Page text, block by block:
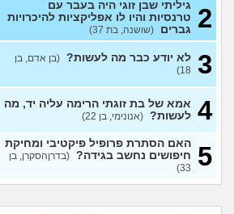
הטעם שלי (אנונימי, בן 25)
בחורה אובססיבית מה לעשות?
(אלירן, בן 30)
מתכננת חתונה ראשונה, יש
לכם עצות?
האם מה שאני מרגיש זה הגיוני
ותקין?
(לירון, בן 31)
איך להתגבר על רצון לקשר
לפני הזמן?
(אנונימית, בת 21)
הבילויים, זה מוריד לכם?
2 גיליתי שבן זוגי היה בעבר עם
טרנסיות והיו לו אפליקציות להיכרויות
גברים (שושנה, בת 37)
3 לא יודע כבר מה לעשות? (בן אדם, בן
18)
4 אמא של בת זוגתי הרימה עליה יד, מה
לעשות? (אנונימי, בן 22)
5 האם הסתרת פרופיל פיקטיבי ומחיקת
חיפושים נחשב בגידה? (בדרןהסקרן, בן
33)